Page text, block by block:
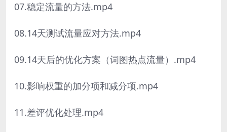
07.稳定流量的方法.mp4
08.14天测试流量应对方法.mp4
09.14天后的优化方案（词图热点流量）.mp4
10.影响权重的加分项和减分项.mp4
11.差评优化处理.mp4